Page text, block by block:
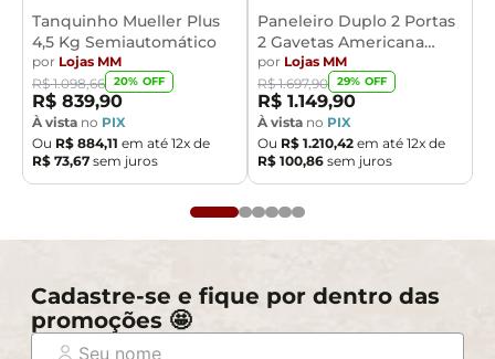
Tanquinho Mueller Plus
4,5 Kg Semiautomático
por Lojas MM
R$ 1.098,66 20% OFF
R$ 839,90
À vista no PIX
Ou R$ 884,11 em até 12x de
R$ 73,67 sem juros
Paneleiro Duplo 2 Portas
2 Gavetas Americana
Henn
por Lojas MM
R$ 1.697,90 29% OFF
R$ 1.149,90
À vista no PIX
Ou R$ 1.210,42 em até 12x de
R$ 100,86 sem juros
Cadastre-se e fique por dentro das
promoções 🤩